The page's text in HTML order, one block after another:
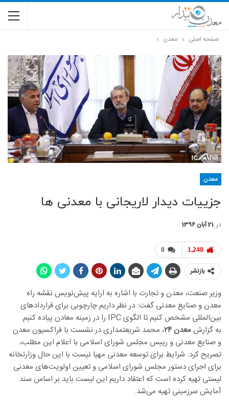
صفحه اصلی معدن
معدن
جزییات دیدار لاریجانی با معدنی ها
در 21 آبان 1396
0 1,248
بازنشر
وزیر صنعت، معدن و تجارت با اشاره به ارایه پیش‌نویس نقشه راه
معدن و صنایع معدنی گفت: در نظر داریم چارچوبی برای قراردادهای
بین‌المللی مشخص کنیم تا الگوی IPC را در زمینه معادن پیاده کنیم.
به گزارش معدن ۲۴
، محمد شریعتمداری در نشست با فراکسیون معدن
و صنایع معدنی و رییس مجلس شورای اسلامی با اعلام این مطلب،
تصریح کرد: شرایط برای توسعه معدنی مهیا نیست با این حال وزارتخانه
برای اجرای دستور مجلس شورای اسلامی و تعیین اولویت‌های معدنی
لیستی تهیه کرده است که اعتقاد داریم این لیست باید بر اساس سند
آمایش سرزمینی تهیه می‌شد.